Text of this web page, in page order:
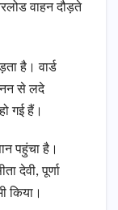
वाहन दौड़ते
है। वार्ड
से लदे
गई हैं।
पहुंचा है।
देवी, पूर्णा
किया।